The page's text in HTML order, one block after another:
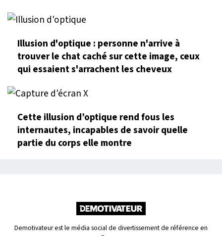
Illusion d'optique : personne n'arrive à
trouver le chat caché sur cette image, ceux
qui essaient s'arrachent les cheveux
Cette illusion d’optique rend fous les
internautes, incapables de savoir quelle
partie du corps elle montre
Demotivateur est le média social de divertissement de référence en